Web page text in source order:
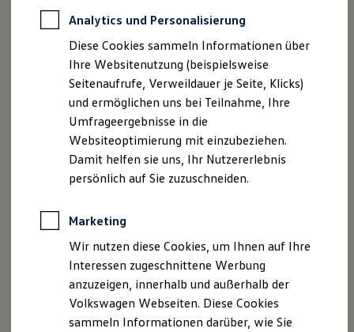
Professional Class bei Volkswagen
Behörden
Direktkunden
Sonderfahrzeuge
Anpfiff zum Gewinn
Elektromobilität
Elektroautos
ID. Tutorials
Elektrofahrzeugkonzepte
ID. EVERY1
Reichweite
Rekuperation
Laden unterwegs
Laden Zuhause
Ladestationen finden
Ladezeitensimulator
Batterie
Sicherheit
Impressum
Diensteanbieter im Sinne des § 5 TMG ist:
Volkswagen Automobile Hamburg GmbH
Fruchtallee 53
20259 Hamburg
Telefon: 040/41 15-0
Telefax: 040/41 15-250
E-Mail:info@volkswagen-hamburg.de
www.volkswagen-automobile-hamburg.de
Vertretungsberechtigte Geschäftsführer: Martin
Werhand, Henri Strübing
Analytics und Personalisierung
Diese Cookies sammeln Informationen über
Ihre Websitenutzung (beispielsweise
Seitenaufrufe, Verweildauer je Seite, Klicks)
und ermöglichen uns bei Teilnahme, Ihre
Umfrageergebnisse in die
Websiteoptimierung mit einzubeziehen.
Damit helfen sie uns, Ihr Nutzererlebnis
persönlich auf Sie zuzuschneiden.
Marketing
Wir nutzen diese Cookies, um Ihnen auf Ihre
Interessen zugeschnittene Werbung
anzuzeigen, innerhalb und außerhalb der
Volkswagen Webseiten. Diese Cookies
sammeln Informationen darüber, wie Sie